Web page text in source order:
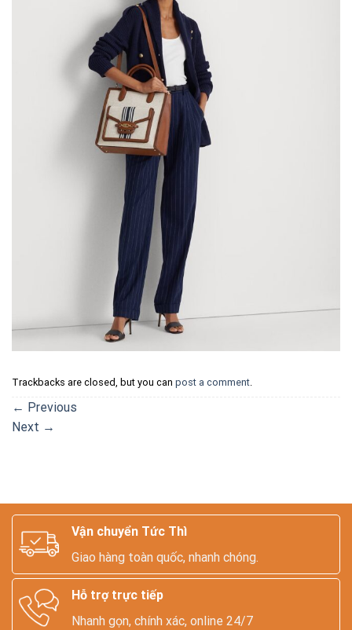
Trackbacks are closed, but you can post a comment
← Previous
Next →
Vận chuyển Tức Thì
Giao hàng toàn quốc, nhanh chóng.
Hỗ trợ trực tiếp
Nhanh gọn, chính xác, online 24/7